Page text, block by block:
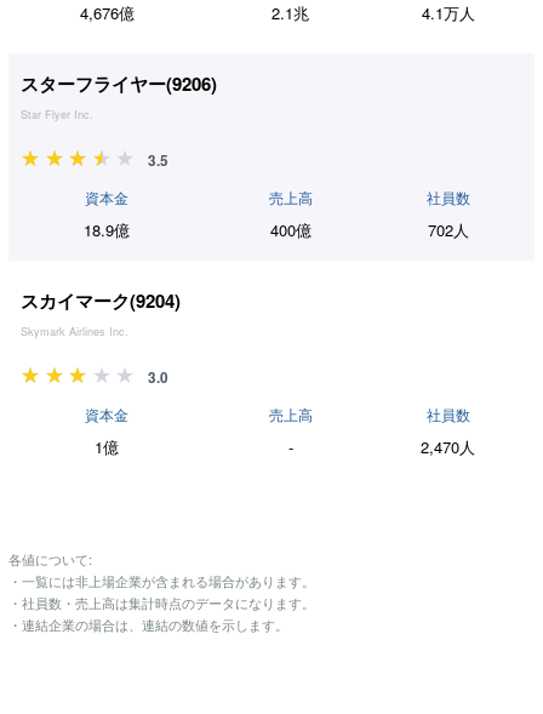
4,676億 2.1兆 4.1万人
スターフライヤー(9206)
Star Flyer Inc.
3.5
資本金
18.9億
売上高
400億
社員数
702人
スカイマーク(9204)
Skymark Airlines Inc.
3.0
資本金
1億
売上高
-
社員数
2,470人
各値について:
・一覧には非上場企業が含まれる場合があります。
・社員数・売上高は集計時点のデータになります。
・連結企業の場合は、連結の数値を示します。